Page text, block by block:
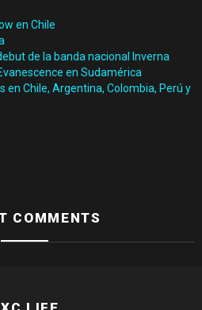
en Chile
de la banda nacional Inverna
en Sudamérica
en Chile, Argentina, Colombia, Perú y
COMMENTS